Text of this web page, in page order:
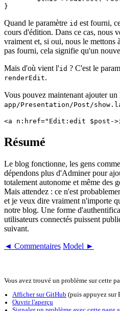
Quand le paramètre id est fourni,
cours d'édition. Dans ce cas, nous
vraiment et, si oui, nous le mettons
pas fourni, cela signifie qu'un
Mais d'où vient l'id ? C'est le
renderEdit.
Vous pouvez maintenant ajouter un
app/Presentation/Post/
Résumé
Le blog fonctionne, les gens
dépendons plus d'Adminer pour
totalement autonome et même des
Mais attendez : ce n'est
et je veux dire vraiment n'importe
notre blog. Une forme
utilisateurs connectés puissent
suivant.
◄ Commentaires Model ►